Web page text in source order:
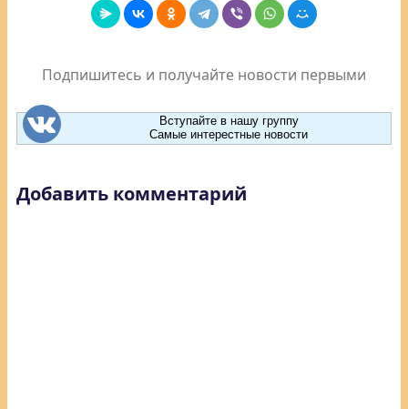
Подпишитесь и получайте новости первыми
Вступайте в нашу группу
Самые интерестные новости
Добавить комментарий